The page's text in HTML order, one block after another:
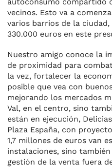
vecinos. Esto va a
varios barrios de la
330.000 euros en este
Nuestro amigo conoce la
de proximidad para
la vez, fortalecer la
posible que vea con
mejorando los mercados
Val, en el centro, sino
están en ejecución,
Plaza España, con
1,7 millones de euros van
instalaciones, sino
gestión de la venta fuera